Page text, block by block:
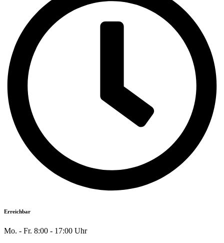
Erreichbar
Mo. - Fr. 8:00 - 17:00 Uhr